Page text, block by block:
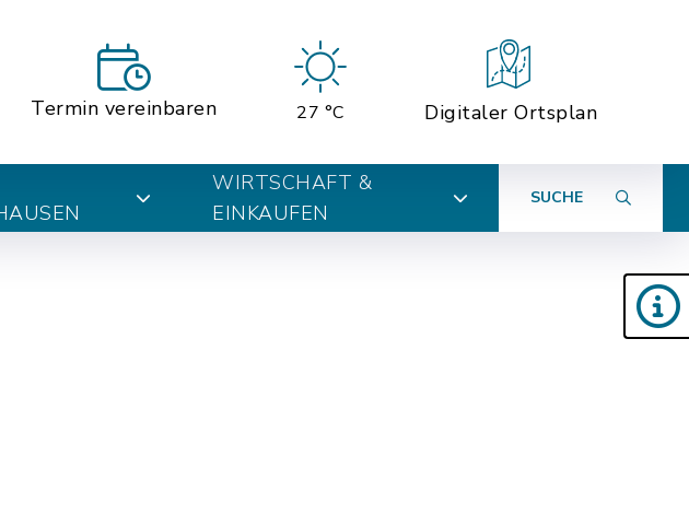
Termin vereinbaren 27 °C Digitaler Ortsplan
WIRTSCHAFT &
EINKAUFEN
SUCHE